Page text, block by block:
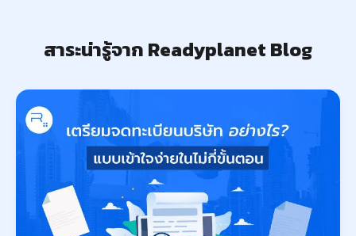
สาระน่ารู้จาก Readyplanet Blog